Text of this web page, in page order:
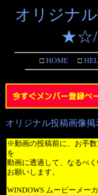
オリジナ
★☆/
□HOME□
オリジナル投稿画像掲
※動画の投稿前に、お手
を
動画に透過して、なるべ
お願いします。
WINDOWS ムービーメー